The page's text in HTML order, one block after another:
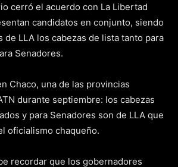
cerró el acuerdo con La Libertad
candidatos en conjunto, siendo
de LLA los cabezas de lista tanto para
Senadores.
Chaco, una de las provincias
durante septiembre: los cabezas
y para Senadores son de LLA que
oficialismo chaqueño.
recordar que los gobernadores